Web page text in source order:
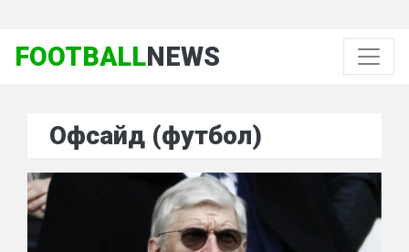
FOOTBALLNEWS
Офсайд (футбол)